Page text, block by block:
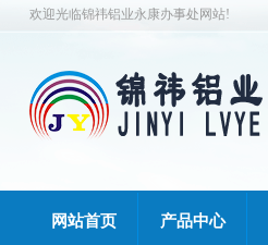
欢迎光临锦祎铝业永康办事处网站!
网站首页 产品中心